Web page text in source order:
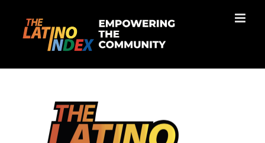
content